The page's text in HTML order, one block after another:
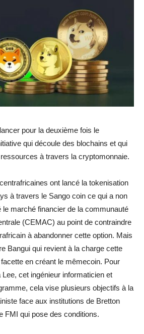
pour la deuxième fois le
qui découle des blochains et qui
à travers la cryptomonnaie.
ont lancé la tokenisation
à travers le Sango coin ce qui a non
marché financier de la communauté
(CEMAC) au point de contraindre
à abandonner cette option. Mais
Bangui qui revient à la charge cette
en créant le mêmecoin. Pour
cet ingénieur informaticien et
cela vise plusieurs objectifs à la
face aux institutions de Bretton
FMI qui pose des conditions.